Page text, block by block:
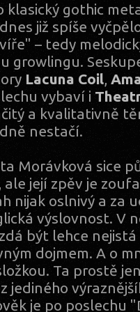
gothic
již spíše
– tedy
growlingu.
Lacuna Coil,
vybaví i
a kvalitativně
nestačí.
Morávková sice
její zpěv je
nijak oslnivý a za
výslovnost. V
být lehce
dojmem. A o
Ta prostě
jediného
je po poslechu